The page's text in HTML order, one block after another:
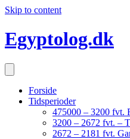
Skip to content
Egyptolog.dk
Forside
Tidsperioder
475000 – 3200 fvt.
3200 – 2672 fvt. –
2672 – 2181 fvt.